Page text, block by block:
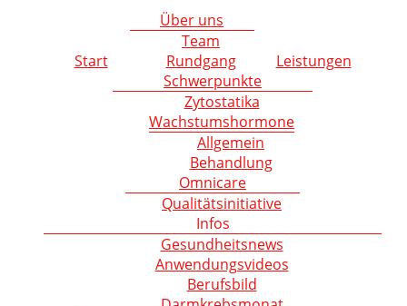
Start
Über uns
Team
Rundgang
Leistungen
Schwerpunkte
Zytostatika
Wachstumshormone
Allgemein
Behandlung
Omnicare
Qualitätsinitiative
Infos
Gesundheitsnews
Anwendungsvideos
Berufsbild